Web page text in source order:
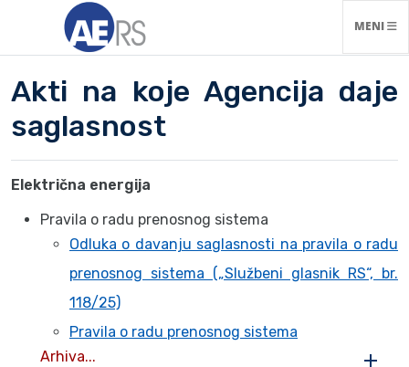
MENI
Akti na koje Agencija daje
saglasnost
Električna energija
Pravila o radu prenosnog sistema
Odluka o davanju saglasnosti na pravila o radu
prenosnog sistema („Službeni glasnik RS“, br.
118/25)
Pravila o radu prenosnog sistema
Arhiva...